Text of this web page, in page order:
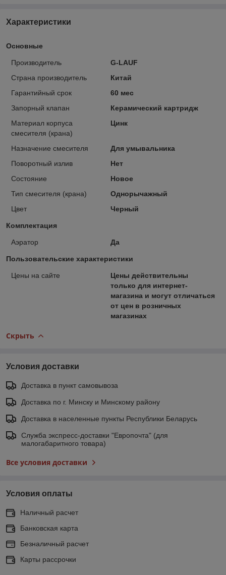
Характеристики
Основные
Производитель
G-LAUF
Страна производитель
Китай
Гарантийный срок
60 мес
Запорный клапан
Керамический картридж
Материал корпуса
смесителя (крана)
Цинк
Назначение смесителя
Для умывальника
Поворотный излив
Нет
Состояние
Новое
Тип смесителя (крана)
Однорычажный
Цвет
Черный
Комплектация
Аэратор Да
Пользовательские характеристики
Цены на сайте
Цены действительны
только для интернет-
магазина и могут отличаться
от цен в розничных
магазинах
Скрыть
Условия доставки
Доставка в пункт самовывоза
Доставка по г. Минску и Минскому району
Доставка в населенные пункты Республики Беларусь
Служба экспресс-доставки "Европочта" (для
малогабаритного товара)
Все условия доставки
Условия оплаты
Наличный расчет
Банковская карта
Безналичный расчет
Карты рассрочки